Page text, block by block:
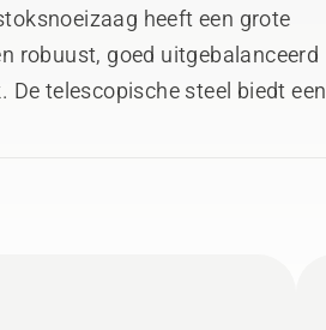
heeft een grote
robuust, goed uitgebalanceerd
telescopische steel biedt een
over intuïtieve bediening en